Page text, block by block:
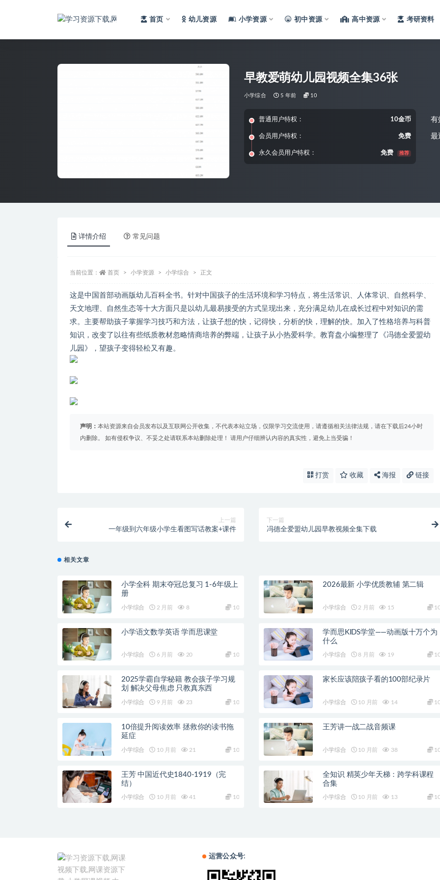
首页 幼儿资源 小学资源 初中资源 高中资源 考研资料
早教爱萌幼儿园视频全集36张
小学综合 5 年前 10
普通用户特权： 10金币
会员用户特权： 免费
永久会员用户特权： 免费 推荐
有
最
详情介绍 常见问题
当前位置： 首页 小学资源 小学综合 正文
这是中国首部动画版幼儿百科全书。针对中国孩子的生活环境和学习特点，将生活常识、人体常识、自然科学、
天文地理、自然生态等十大方面只是以幼儿最易接受的方式呈现出来，充分满足幼儿在成长过程中对知识的需
求。主要帮助孩子掌握学习技巧和方法，让孩子想的快，记得快，分析的快，理解的快。加入了性格培养与科普
知识，改变了以往有些纸质教材忽略情商培养的弊端，让孩子从小热爱科学。教育盘小编整理了《冯德全爱盟幼
儿园》，望孩子变得轻松又有趣。
声明： 本站资源来自会员发布以及互联网公开收集，不代表本站立场，仅限学习交流使用，请遵循相关法律法规，请在下载后24小时
内删除。 如有侵权争议、不妥之处请联系本站删除处理！ 请用户仔细辨认内容的真实性，避免上当受骗！
打赏 收藏 海报 链接
上一篇
一年级到六年级小学生看图写话教案+课件
下一篇
冯德全爱盟幼儿园早教视频全集下载
相关文章
小学全科 期末夺冠总复习 1-6年级上
册
小学综合 2 月前 8 10
2026最新 小学优质教辅 第二辑
小学综合 2 月前 15
小学语文数学英语 学而思课堂
小学综合 6 月前 20 10
学而思KIDS学堂——动画版十万个为
什么
小学综合 8 月前 19
2025学霸自学秘籍 教会孩子学习规
划 解决父母焦虑 只教真东西
小学综合 9 月前 23 10
家长应该陪孩子看的100部纪录片
小学综合 10 月前 14
10倍提升阅读效率 拯救你的读书拖
延症
小学综合 10 月前 21 10
王芳讲一战二战音频课
小学综合 10 月前 38
王芳 中国近代史1840-1919（完
结）
小学综合 10 月前 41 10
全知识 精英少年天梯：跨学科课程
合集
小学综合 10 月前 13
运营公众号: